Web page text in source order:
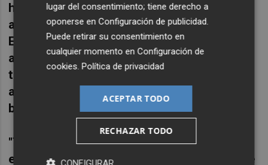
hacer muy bien y lo primero es estar bien
atrás para poner en dificultades al
Estudiantes, no conceder tiros liberados
ante el equipo con mejor porcentaje en los
triples de la Liga. Deberíamos ralentizar
algo el ritmo y tratar de rebotear y robar
balones para ponerles a ellos en aprietos
"También es importante intentar frenar su
embestida inicial para competir contra este
lugar del consentimiento; tiene derecho a
oponerse enConfiguración de publicidad.
Puede retirar su consentimiento en
cualquier momento enConfiguración de
cookies.Política de privacidad
ACEPTAR TODO
RECHAZAR TODO